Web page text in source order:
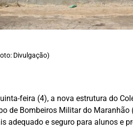
Divulgação)
feira (4), a nova estrutura do
de Bombeiros Militar do
adequado e seguro para alunos e